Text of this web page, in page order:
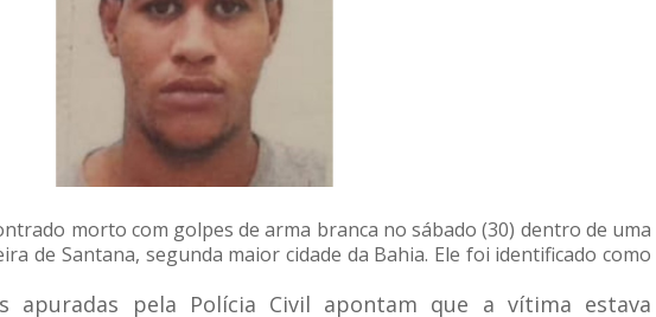
morto com golpes de arma branca no sábado (30) dentro de uma
de Santana, segunda maior cidade da Bahia. Ele foi identificado como
apuradas pela Polícia Civil apontam que a vítima estava